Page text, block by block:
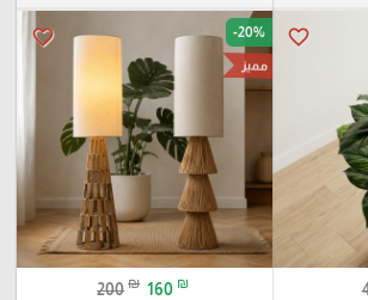
favorite_border
favorite_border -20%
مميز
200 ₪ 160 ₪